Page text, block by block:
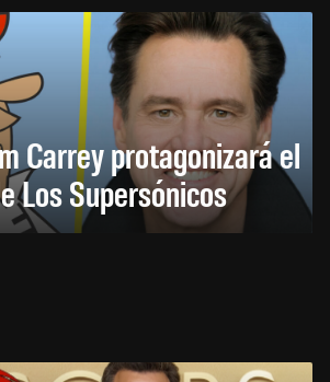
Carrey protagonizará el
Los Supersónicos